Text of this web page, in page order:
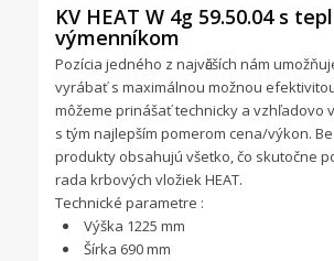
KV HEAT W 4g 59.50.04 s
výmenníkom
Pozícia jedného z najvӓčších nám
vyrábať s maximálnou možnou
môžeme prinášať technicky a vzhľadovo
s tým najlepším pomerom cena/výkon.
produkty obsahujú všetko, čo skutočne
rada krbových vložiek HEAT.
Technické parametre :
Výška 1225 mm
Šírka 690 mm